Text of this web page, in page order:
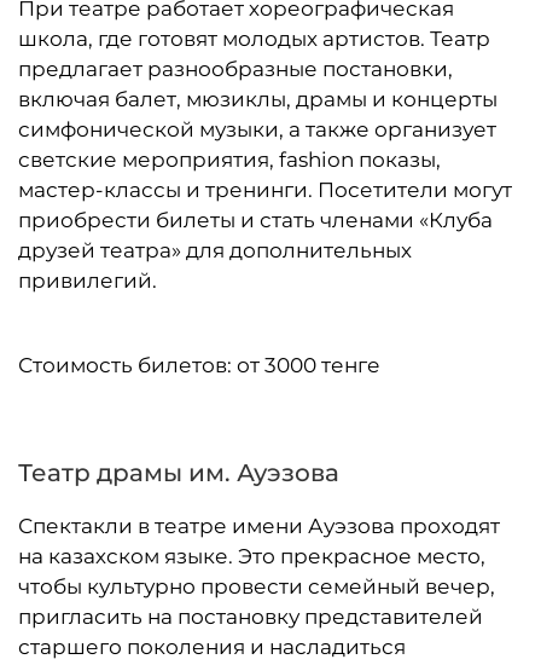
При театре работает хореографическая
школа, где готовят молодых артистов. Театр
предлагает разнообразные постановки,
включая балет, мюзиклы, драмы и концерты
симфонической музыки, а также организует
светские мероприятия, fashion показы,
мастер-классы и тренинги. Посетители могут
приобрести билеты и стать членами «Клуба
друзей театра» для дополнительных
привилегий.
Стоимость билетов: от 3000 тенге
Театр драмы им. Ауэзова
Спектакли в театре имени Ауэзова проходят
на казахском языке. Это прекрасное место,
чтобы культурно провести семейный вечер,
пригласить на постановку представителей
старшего поколения и насладиться